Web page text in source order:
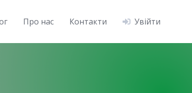
Про нас Контакти Увійти